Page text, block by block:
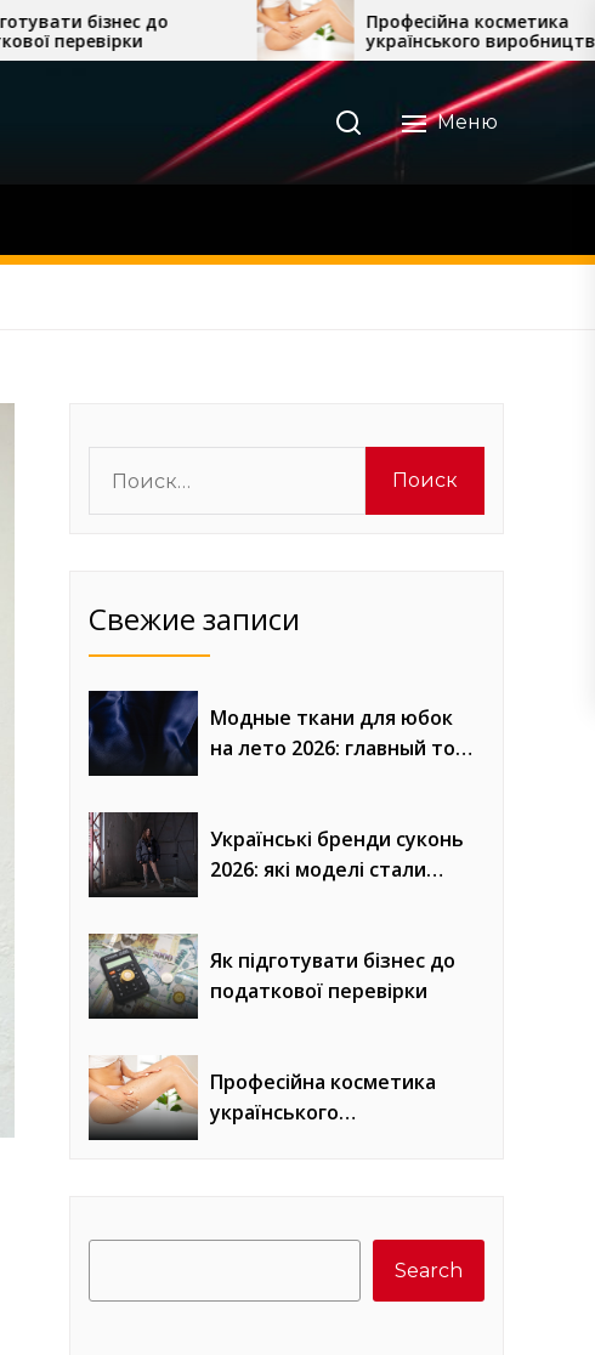
Професійна косметика
українського виробництва для
домашнього догляду
Меню
Свежие записи
Модные ткани для юбок
на лето 2026: главный топ
Українські бренди суконь
2026: які моделі стали
Як підготувати бізнес до
податкової перевірки
Професійна косметика
українського
Search